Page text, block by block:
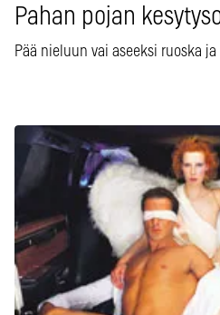
Pahan pojan
Pää nieluun vai aseeksi ruoska